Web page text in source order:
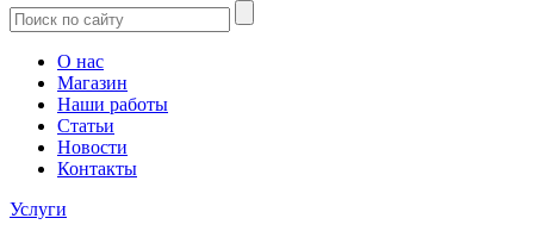
О нас
Магазин
Наши работы
Статьи
Новости
Контакты
Услуги